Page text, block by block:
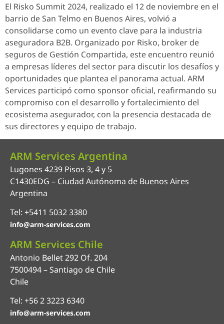
El Risko Summit 2024, realizado el 12 de noviembre en el
barrio de San Telmo en Buenos Aires, volvió a
consolidarse como un evento clave para la industria
aseguradora B2B. Organizado por Risko, broker de
seguros de Gestión Compartida, este encuentro reunió
a empresas líderes del sector para discutir los desafíos y
oportunidades que plantea el panorama actual. ARM
Services participó como sponsor oficial, reafirmando su
compromiso con el desarrollo y fortalecimiento del
ecosistema asegurador, con la presencia destacada de
sus directores y equipo de trabajo.
ARM Services Argentina
Lugones 4239 Pisos 3, 4 y 5
C1430EDG – Ciudad Autónoma de Buenos Aires
Argentina
Tel: +5411 5032 3380
info@arm-services.com
ARM Services Chile
Antonio Bellet 292 Of. 204
7500494 – Santiago de Chile
Chile
Tel: +56 2 3223 6340
info@arm-services.com